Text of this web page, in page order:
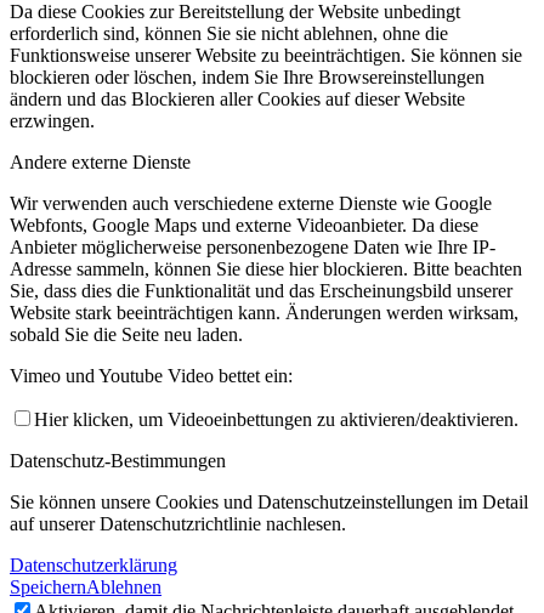
Da diese Cookies zur Bereitstellung der Website unbedingt
erforderlich sind, können Sie sie nicht ablehnen, ohne die
Funktionsweise unserer Website zu beeinträchtigen. Sie können sie
blockieren oder löschen, indem Sie Ihre Browsereinstellungen
ändern und das Blockieren aller Cookies auf dieser Website
erzwingen.
Andere externe Dienste
Wir verwenden auch verschiedene externe Dienste wie Google
Webfonts, Google Maps und externe Videoanbieter. Da diese
Anbieter möglicherweise personenbezogene Daten wie Ihre IP-
Adresse sammeln, können Sie diese hier blockieren. Bitte beachten
Sie, dass dies die Funktionalität und das Erscheinungsbild unserer
Website stark beeinträchtigen kann. Änderungen werden wirksam,
sobald Sie die Seite neu laden.
Vimeo und Youtube Video bettet ein:
Hier klicken, um Videoeinbettungen zu aktivieren/deaktivieren.
Datenschutz-Bestimmungen
Sie können unsere Cookies und Datenschutzeinstellungen im Detail
auf unserer Datenschutzrichtlinie nachlesen.
Datenschutzerklärung
SpeichernAblehnen